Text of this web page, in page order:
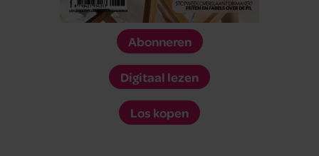
Abonneren
Digitaal lezen
Los kopen